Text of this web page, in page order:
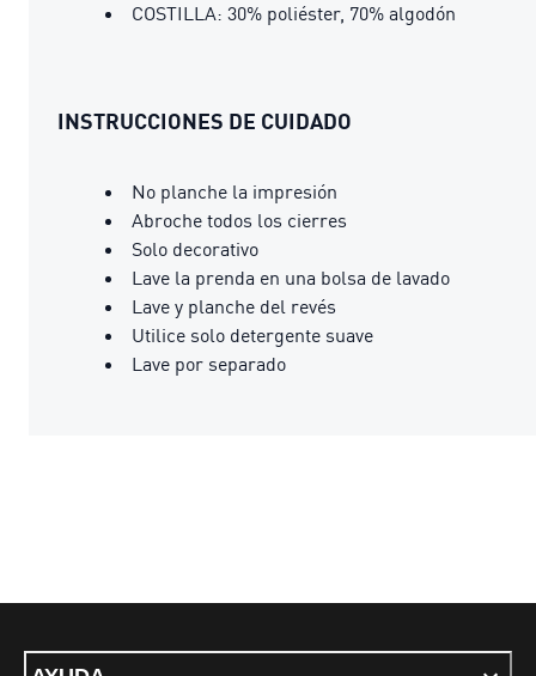
COSTILLA: 30% poliéster, 70% algodón
INSTRUCCIONES DE CUIDADO
No planche la impresión
Abroche todos los cierres
Solo decorativo
Lave la prenda en una bolsa de lavado
Lave y planche del revés
Utilice solo detergente suave
Lave por separado